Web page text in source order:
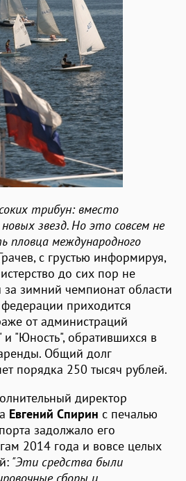
трибун: вместо
звезд. Но это совсем не
пловца международного
с грустью информируя,
до сих пор не
за зимний чемпионат области
приходится
от администраций
и "Юность", обратившихся в
Общий долг
порядка 250 тысяч рублей.
директор
Евгений Спирин с печалью
задолжало его
2014 года и вовсе целых
"Эти средства были
сборы и